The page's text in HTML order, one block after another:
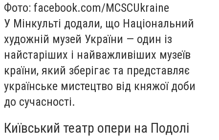
Фото: facebook.com/MCSCUkraine
У Мінкульті додали, що Національний
художній музей України — один із
найстаріших і найважливіших музеїв
країни, який зберігає та представляє
українське мистецтво від княжої доби
до сучасності.
Київський театр опери на Подолі